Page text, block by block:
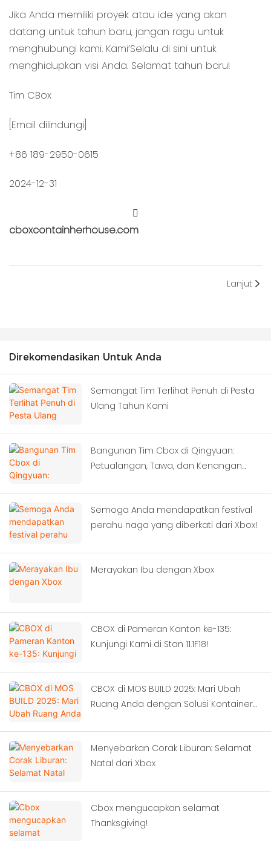
Jika Anda memiliki proyek atau ide yang akan
datang untuk tahun baru, jangan ragu untuk
menghubungi kami. Kami’Selalu di sini untuk
menghidupkan visi Anda. Selamat tahun baru!
Tim CBox
[Email dilindungi]
+86 189-2950-0615
2024-12-31
cboxcontainherhouse.com
Lanjut
Direkomendasikan Untuk Anda
Semangat Tim Terlihat Penuh di Pesta
Ulang Tahun Kami
Bangunan Tim Cbox di Qingyuan:
Petualangan, Tawa, dan Kenangan
Semoga Anda mendapatkan festival
perahu naga yang diberkati dari Xbox!
Merayakan Ibu dengan Xbox
CBOX di Pameran Kanton ke-135:
Kunjungi Kami di Stan 11.1F18!
CBOX di MOS BUILD 2025: Mari Ubah
Ruang Anda dengan Solusi Kontainer
Menyebarkan Corak Liburan: Selamat
Natal dari Xbox
Cbox mengucapkan selamat
Thanksgiving!